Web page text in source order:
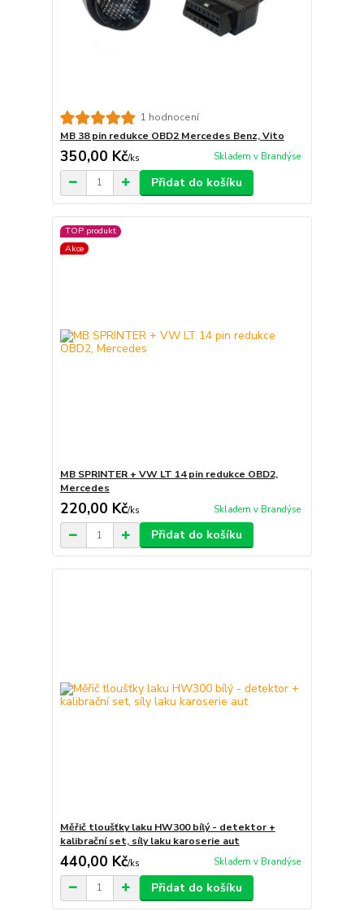
1 hodnocení
MB 38 pin redukce OBD2 Mercedes Benz, Vito
350,00 Kč/ks Skladem v Brandýse
Přidat do košíku
TOP produkt
Akce
MB SPRINTER + VW LT 14 pin redukce OBD2,
Mercedes
220,00 Kč/ks Skladem v Brandýse
Přidat do košíku
Měřič tloušťky laku HW300 bílý - detektor +
kalibrační set, síly laku karoserie aut
440,00 Kč/ks Skladem v Brandýse
Přidat do košíku